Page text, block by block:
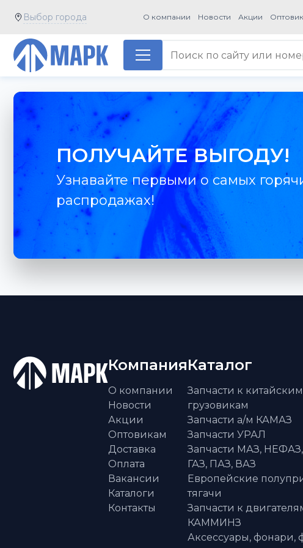
Выбор города О компании Новости Акции
ПОЛУЧАЙТЕ ВЫГОДУ!
Узнавайте первыми о самых
распродажах!
Компания
О компании
Новости
Акции
Оптовикам
Доставка
Оплата
Вакансии
Каталоги
Контакты
Каталог
Запчасти к китайским
грузовикам
Запчасти а/м КАМАЗ
Запчасти УРАЛ
Запчасти МАЗ,
ГАЗ, ПАЗ, ВАЗ
Европейские
тягачи
Запчасти к
КАММИНЗ
Аксессуары, фонари,